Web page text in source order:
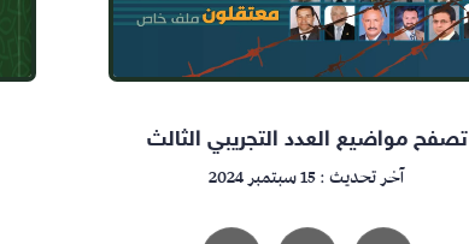
تصفح مواضيع العدد التجريبي الثالث
آخر تحديث : 15 سبتمبر 2024